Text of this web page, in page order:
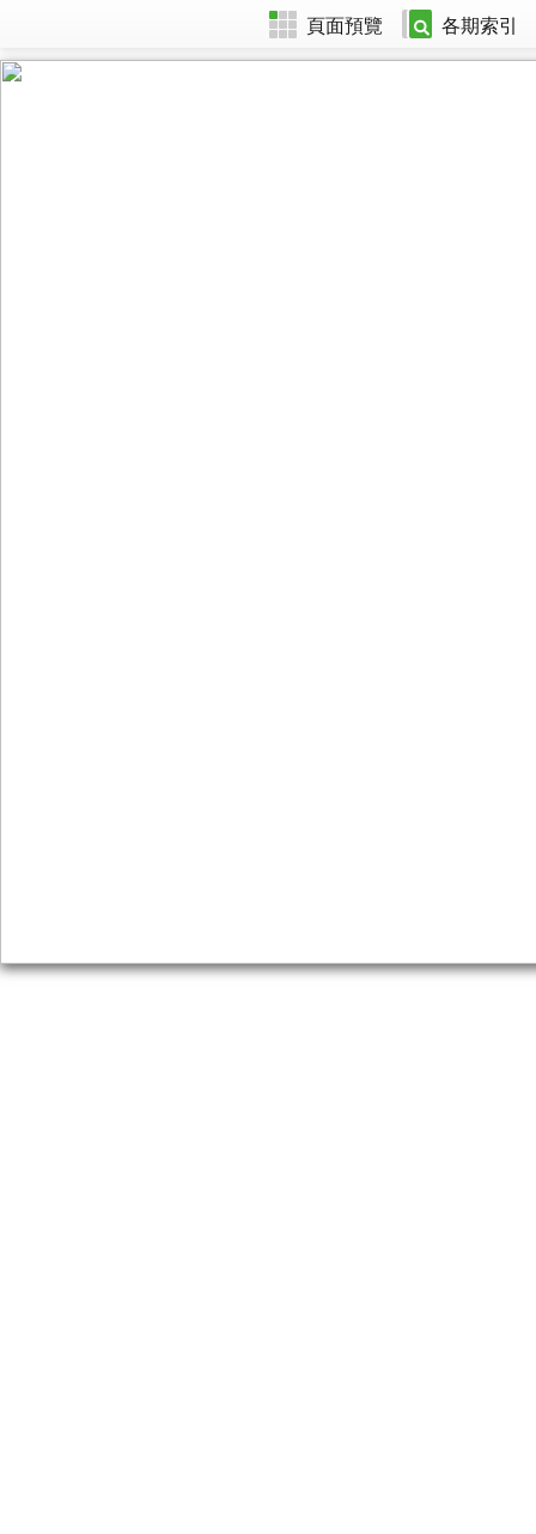
頁面預覽 各期索引